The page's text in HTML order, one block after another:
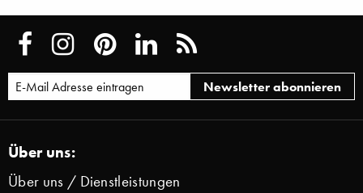
Über uns:
Über uns / Dienstleistungen